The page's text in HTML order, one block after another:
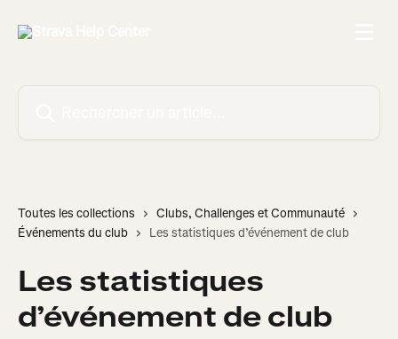
Toutes les collections
Clubs, Challenges et Communauté
Événements du club
Les statistiques d’événement de club
Les statistiques
d’événement de club